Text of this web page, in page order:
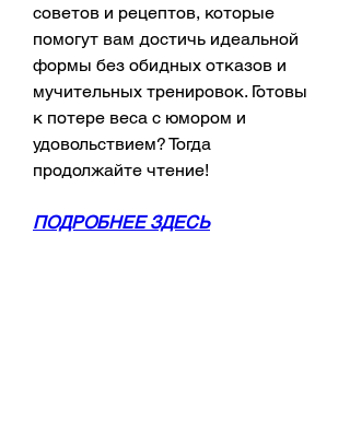
советов и рецептов, которые
помогут вам достичь идеальной
формы без обидных отказов и
мучительных тренировок. Готовы
к потере веса с юмором и
удовольствием? Тогда
продолжайте чтение!
ПОДРОБНЕЕ ЗДЕСЬ